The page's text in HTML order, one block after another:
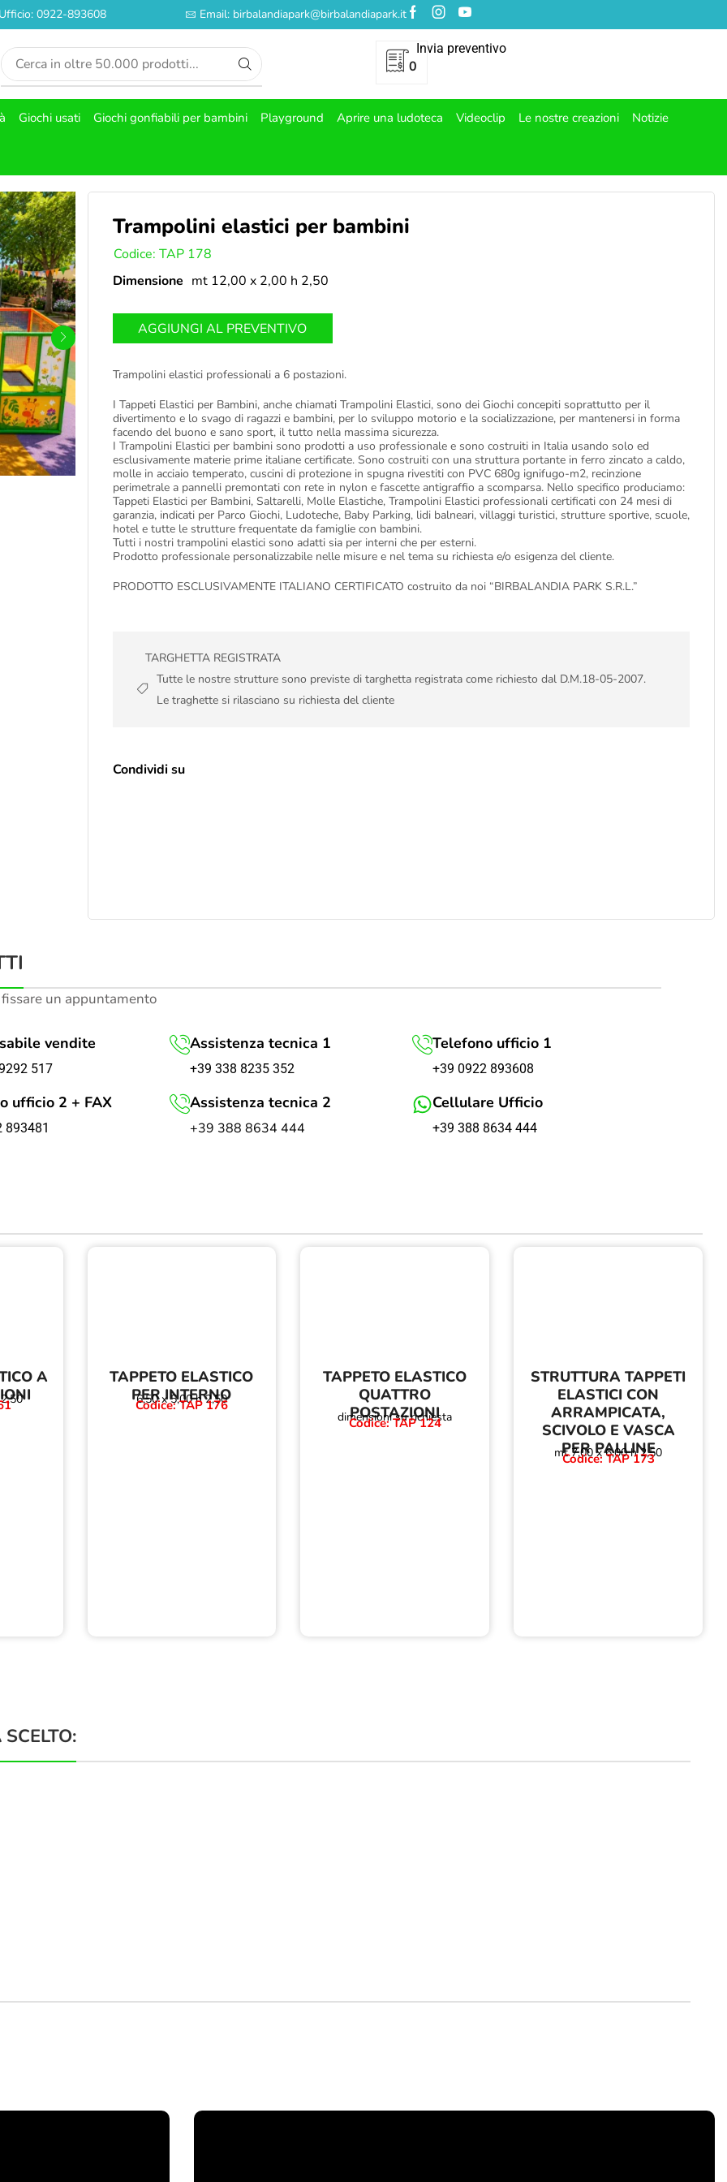
Ufficio: 0922-893608 Email: birbalandiapark@birbalandiapark.it
0
Invia preventivo
Giochi usati Giochi gonfiabili per bambini Playground Aprire una ludoteca Videoclip Le nostre creazioni Notizie
Trampolini elastici per bambini
Codice: TAP 178
Dimensione mt 12,00 x 2,00 h 2,50
AGGIUNGI AL PREVENTIVO
Trampolini elastici professionali a 6 postazioni.
I Tappeti Elastici per Bambini, anche chiamati Trampolini Elastici, sono dei Giochi concepiti soprattutto per il
divertimento e lo svago di ragazzi e bambini, per lo sviluppo motorio e la socializzazione, per mantenersi in forma
facendo del buono e sano sport, il tutto nella massima sicurezza.
I Trampolini Elastici per bambini sono prodotti a uso professionale e sono costruiti in Italia usando solo ed
esclusivamente materie prime italiane certificate. Sono costruiti con una struttura portante in ferro zincato a caldo,
molle in acciaio temperato, cuscini di protezione in spugna rivestiti con PVC 680g ignifugo-m2, recinzione
perimetrale a pannelli premontati con rete in nylon e fascette antigraffio a scomparsa. Nello specifico produciamo:
Tappeti Elastici per Bambini, Saltarelli, Molle Elastiche, Trampolini Elastici professionali certificati con 24 mesi di
garanzia, indicati per Parco Giochi, Ludoteche, Baby Parking, lidi balneari, villaggi turistici, strutture sportive, scuole,
hotel e tutte le strutture frequentate da famiglie con bambini.
Tutti i nostri trampolini elastici sono adatti sia per interni che per esterni.
Prodotto professionale personalizzabile nelle misure e nel tema su richiesta e/o esigenza del cliente.
PRODOTTO ESCLUSIVAMENTE ITALIANO CERTIFICATO costruito da noi “BIRBALANDIA PARK S.R.L.”
TARGHETTA REGISTRATA
Tutte le nostre strutture sono previste di targhetta registrata come richiesto dal D.M.18-05-2007.
Le traghette si rilasciano su richiesta del cliente
Condividi su
un appuntamento
vendite
517
Assistenza tecnica 1
+39 338 8235 352
Telefono ufficio 1
+39 0922 893608
ufficio 2 + FAX
893481
Assistenza tecnica 2
+39 388 8634 444
Cellulare Ufficio
+39 388 8634 444
A
TAPPETO ELASTICO
PER INTERNO
6,50 x 5,00 h 2,50
Codice: TAP 176
TAPPETO ELASTICO
QUATTRO
POSTAZIONI
dimensioni su richiesta
Codice: TAP 124
STRUTTURA TAPPETI
ELASTICI CON
ARRAMPICATA,
SCIVOLO E VASCA
PER PALLINE
mt 7,00 x 6,00 h 2,50
Codice: TAP 173